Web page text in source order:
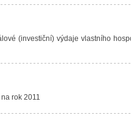
(investiční) výdaje vlastního
rok 2011